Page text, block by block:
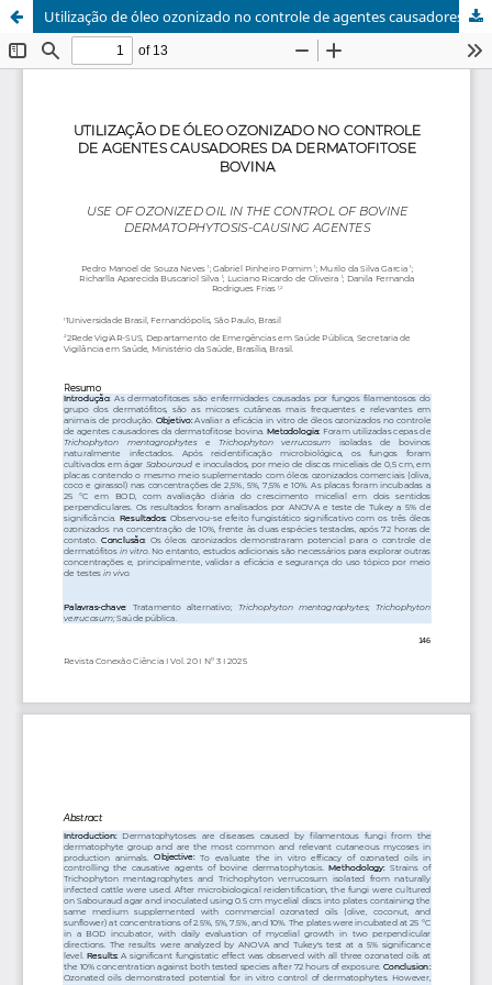
Utilização de óleo ozonizado no controle de agentes causadores da dermatofitose bovina